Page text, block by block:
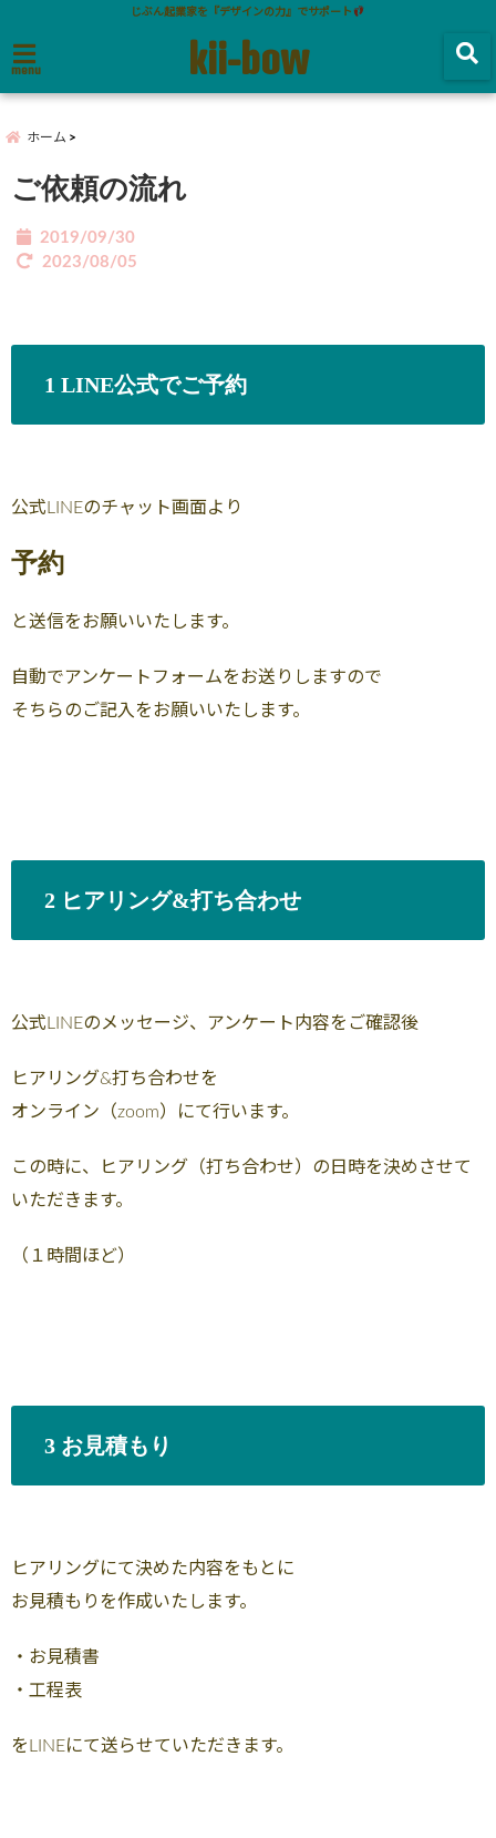
じぶん起業家を『デザインの力』でサポート
menu kii-bow
ホーム
ご依頼の流れ
2019/09/30
2023/08/05
1 LINE公式でご予約
公式LINEのチャット画面より
予約
と送信をお願いいたします。
自動でアンケートフォームをお送りしますので
そちらのご記入をお願いいたします。
2 ヒアリング&打ち合わせ
公式LINEのメッセージ、アンケート内容をご確認後
ヒアリング&打ち合わせを
オンライン（zoom）にて行います。
この時に、ヒアリング（打ち合わせ）の日時を決めさせて
いただきます。
（１時間ほど）
3 お見積もり
ヒアリングにて決めた内容をもとに
お見積もりを作成いたします。
・お見積書
・工程表
をLINEにて送らせていただきます。